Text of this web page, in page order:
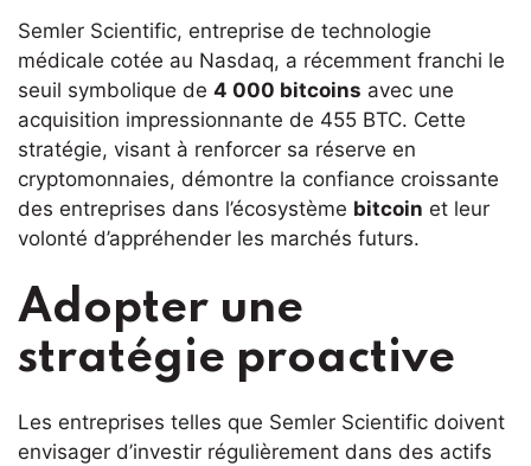
Semler Scientific, entreprise de technologie
médicale cotée au Nasdaq, a récemment franchi le
seuil symbolique de 4 000 bitcoins avec une
acquisition impressionnante de 455 BTC. Cette
stratégie, visant à renforcer sa réserve en
cryptomonnaies, démontre la confiance croissante
des entreprises dans l’écosystème bitcoin et leur
volonté d’appréhender les marchés futurs.
Adopter une
stratégie proactive
Les entreprises telles que Semler Scientific doivent
envisager d’investir régulièrement dans des actifs